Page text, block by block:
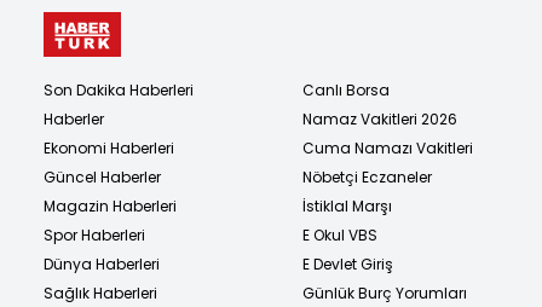
Son Dakika Haberleri
Haberler
Ekonomi Haberleri
Güncel Haberler
Magazin Haberleri
Spor Haberleri
Dünya Haberleri
Sağlık Haberleri
Canlı Borsa
Namaz Vakitleri 2026
Cuma Namazı Vakitleri
Nöbetçi Eczaneler
İstiklal Marşı
E Okul VBS
E Devlet Giriş
Günlük Burç Yorumları